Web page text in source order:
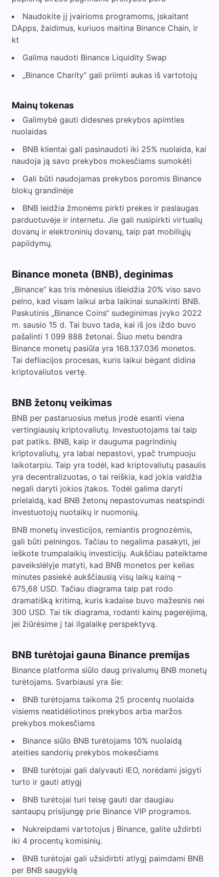
Naudokite jį įvairioms programoms, įskaitant
DApps, žaidimus, kuriuos maitina Binance Chain, ir
kt
Galima naudoti Binance Liquidity Swap
„Binance Charity“ gali priimti aukas iš vartotojų
Mainų tokenas
Galimybė gauti didesnes prekybos apimties
nuolaidas
BNB klientai gali pasinaudoti iki 25% nuolaida, kai
naudoja ją savo prekybos mokesčiams sumokėti
Gali būti naudojamas prekybos poromis Binance
blokų grandinėje
BNB leidžia žmonėms pirkti prekes ir paslaugas
parduotuvėje ir internetu. Jie gali nusipirkti virtualių
dovanų ir elektroninių dovanų, taip pat mobiliųjų
papildymų.
Binance moneta (BNB), deginimas
„Binance“ kas tris mėnesius išleidžia 20% viso savo
pelno, kad visam laikui arba laikinai sunaikinti BNB.
Paskutinis „Binance Coins“ sudeginimas įvyko 2022
m. sausio 15 d. Tai buvo tada, kai iš jos iždo buvo
pašalinti 1 099 888 žetonai. Šiuo metu bendra
Binance monetų pasiūla yra 168.137.036 monetos.
Tai defliacijos procesas, kuris laikui bėgant didina
kriptovaliutos vertę.
BNB žetonų veikimas
BNB per pastaruosius metus įrodė esanti viena
vertingiausių kriptovaliutų. Investuotojams tai taip
pat patiks. BNB, kaip ir dauguma pagrindinių
kriptovaliutų, yra labai nepastovi, ypač trumpuoju
laikotarpiu. Taip yra todėl, kad kriptovaliutų pasaulis
yra decentralizuotas, o tai reiškia, kad jokia valdžia
negali daryti jokios įtakos. Todėl galima daryti
prielaidą, kad BNB žetonų nepastovumas neatspindi
investuotojų nuotaikų ir nuomonių.
BNB monetų investicijos, remiantis prognozėmis,
gali būti pelningos. Tačiau to negalima pasakyti, jei
ieškote trumpalaikių investicijų. Aukščiau pateiktame
paveikslėlyje matyti, kad BNB monetos per kelias
minutes pasiekė aukščiausią visų laikų kainą –
675,68 USD. Tačiau diagrama taip pat rodo
dramatišką kritimą, kuris kadaise buvo mažesnis nei
300 USD. Tai tik diagrama, rodanti kainų pagerėjimą,
jei žiūrėsime į tai ilgalaikę perspektyvą.
BNB turėtojai gauna Binance premijas
Binance platforma siūlo daug privalumų BNB monetų
turėtojams. Svarbiausi yra šie:
BNB turėtojams taikoma 25 procentų nuolaida
visiems neatidėliotinos prekybos arba maržos
prekybos mokesčiams
Binance siūlo BNB turėtojams 10% nuolaidą
ateities sandorių prekybos mokesčiams
BNB turėtojai gali dalyvauti IEO, norėdami įsigyti
turto ir gauti atlygį
BNB turėtojai turi teisę gauti dar daugiau
santaupų prisijungę prie Binance VIP programos.
Nukreipdami vartotojus į Binance, galite uždirbti
iki 4 procentų komisinių.
BNB turėtojai gali užsidirbti atlygį paimdami BNB
per BNB saugyklą